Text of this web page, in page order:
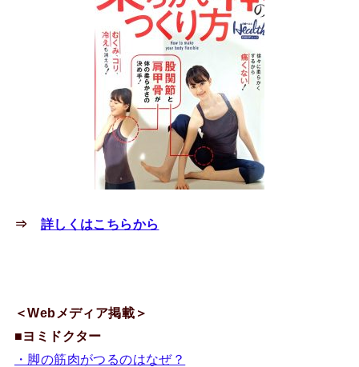
⇒ 詳しくはこちらから
＜Webメディア掲載＞
■ヨミドクター
・脚の筋肉がつるのはなぜ？